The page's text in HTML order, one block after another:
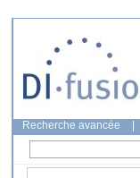
Recherche avancée